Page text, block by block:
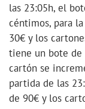
las 23:05h, el
céntimos, para
30€ y los
tiene un bote
cartón se
partida de las
de 90€ y los